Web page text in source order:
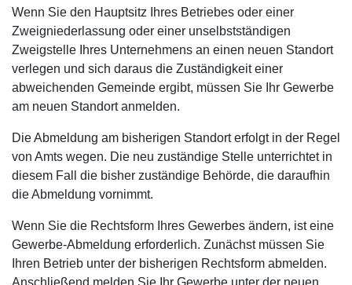
Wenn Sie den Hauptsitz Ihres Betriebes oder einer
Zweigniederlassung oder einer unselbstständigen
Zweigstelle Ihres Unternehmens an einen neuen Standort
verlegen und sich daraus die Zuständigkeit einer
abweichenden Gemeinde ergibt, müssen Sie Ihr Gewerbe
am neuen Standort anmelden.
Die Abmeldung am bisherigen Standort erfolgt in der Regel
von Amts wegen. Die neu zuständige Stelle unterrichtet in
diesem Fall die bisher zuständige Behörde, die daraufhin
die Abmeldung vornimmt.
Wenn Sie die Rechtsform Ihres Gewerbes ändern, ist eine
Gewerbe-Abmeldung erforderlich. Zunächst müssen Sie
Ihren Betrieb unter der bisherigen Rechtsform abmelden.
Anschließend melden Sie Ihr Gewerbe unter der neuen